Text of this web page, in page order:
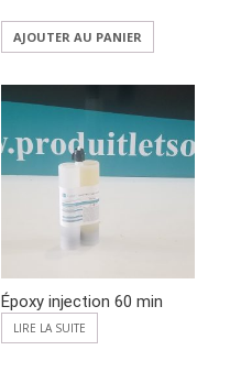
AJOUTER AU PANIER
Époxy injection 60 min
LIRE LA SUITE